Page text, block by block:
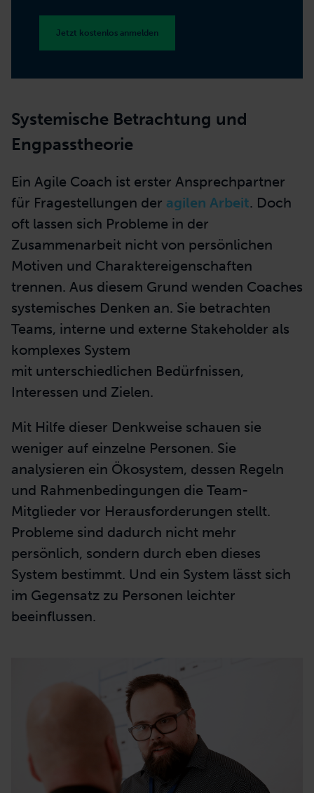
Jetzt kostenlos anmelden
Systemische Betrachtung und
Engpasstheorie
Ein Agile Coach ist erster Ansprechpartner
für Fragestellungen der agilen Arbeit. Doch
oft lassen sich Probleme in der
Zusammenarbeit nicht von persönlichen
Motiven und Charaktereigenschaften
trennen. Aus diesem Grund wenden Coaches
systemisches Denken an. Sie betrachten
Teams, interne und externe Stakeholder als
komplexes System
mit unterschiedlichen Bedürfnissen,
Interessen und Zielen.
Mit Hilfe dieser Denkweise schauen sie
weniger auf einzelne Personen. Sie
analysieren ein Ökosystem, dessen Regeln
und Rahmenbedingungen die Team-
Mitglieder vor Herausforderungen stellt.
Probleme sind dadurch nicht mehr
persönlich, sondern durch eben dieses
System bestimmt. Und ein System lässt sich
im Gegensatz zu Personen leichter
beeinflussen.